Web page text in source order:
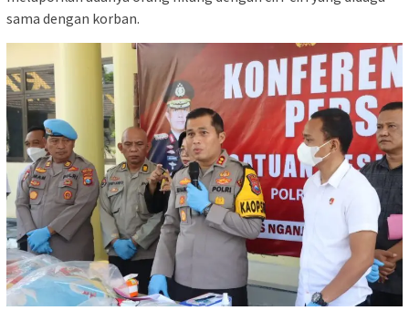
sama dengan korban.